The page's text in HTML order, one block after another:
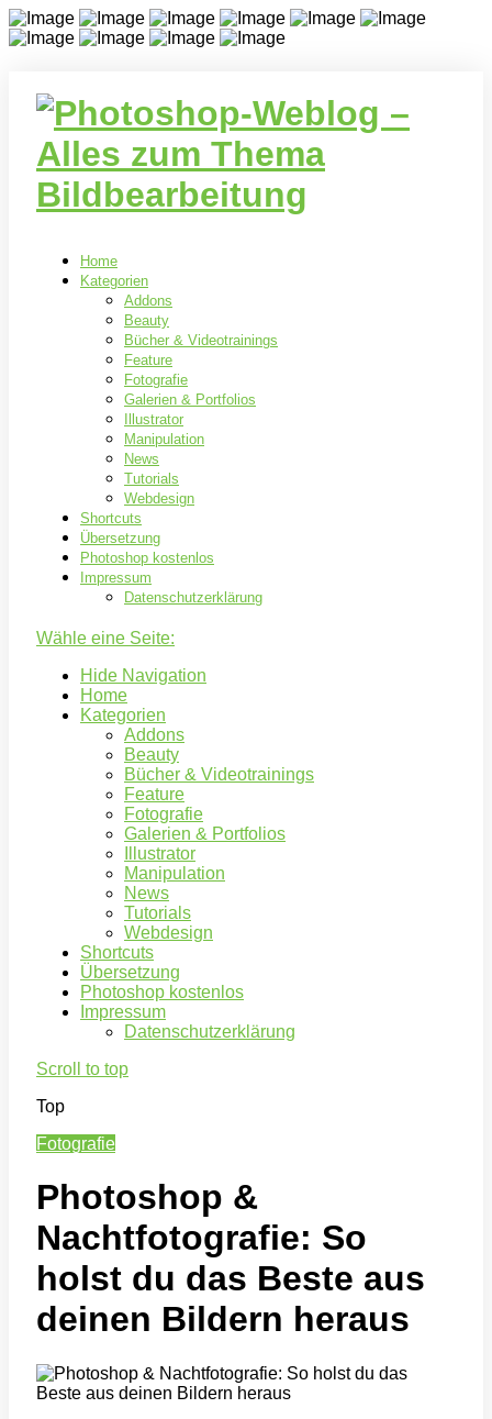
Home
Kategorien
Addons
Beauty
Bücher & Videotrainings
Feature
Fotografie
Galerien & Portfolios
Illustrator
Manipulation
News
Tutorials
Webdesign
Shortcuts
Übersetzung
Photoshop kostenlos
Impressum
Datenschutzerklärung
Wähle eine Seite:
Hide Navigation
Home
Kategorien
Addons
Beauty
Bücher & Videotrainings
Feature
Fotografie
Galerien & Portfolios
Illustrator
Manipulation
News
Tutorials
Webdesign
Shortcuts
Übersetzung
Photoshop kostenlos
Impressum
Datenschutzerklärung
Scroll to top
Top
Fotografie
Photoshop &
Nachtfotografie: So
holst du das Beste aus
deinen Bildern heraus